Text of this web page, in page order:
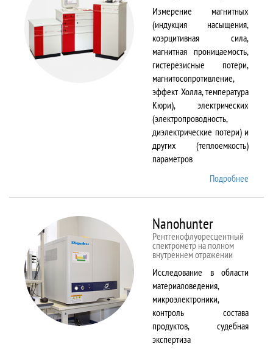
Измерение магнитных
(индукция насыщения,
коэрцитивная сила,
магнитная проницаемость,
гистерезисные потери,
магнитосопротивление,
эффект Холла, температура
Кюри), электрических
(электропроводность,
диэлектрические потери) и
других (теплоемкость)
параметров
Подробнее
Nanohunter
Рентгенофлуоресцентный
спектрометр на полном
внутреннем отражении
Исследование в области
материаловедения,
микроэлектроники,
контроль состава
продуктов, судебная
экспертиза